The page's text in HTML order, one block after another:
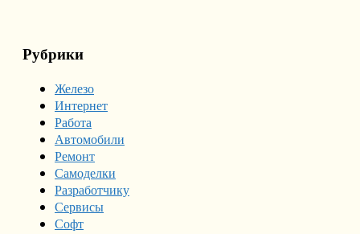
Рубрики
Железо
Интернет
Работа
Автомобили
Ремонт
Самоделки
Разработчику
Сервисы
Софт